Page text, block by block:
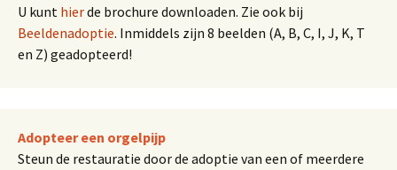
U kunt hierde brochure downloaden. Zie ook bij
Beeldenadoptie. Inmiddels zijn 8 beelden (A, B, C, I, J, K, T
en Z) geadopteerd!
Adopteer een orgelpijp
Steun de restauratie door de adoptie van een of meerdere